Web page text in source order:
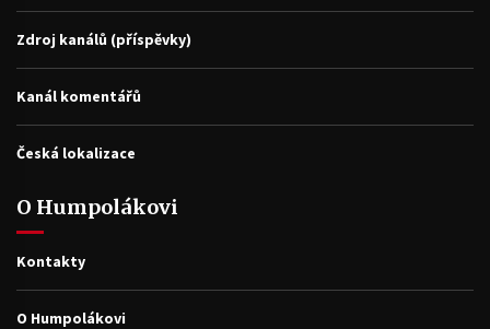
Zdroj kanálů (příspěvky)
Kanál komentářů
Česká lokalizace
O Humpolákovi
Kontakty
O Humpolákovi